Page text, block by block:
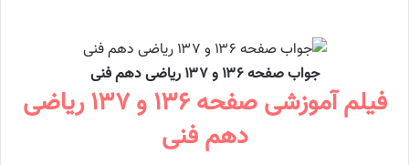
جواب صفحه ۱۳۶ و ۱۳۷ ریاضی دهم فنی
فیلم آموزشی صفحه ۱۳۶ و ۱۳۷ ریاضی
دهم فنی